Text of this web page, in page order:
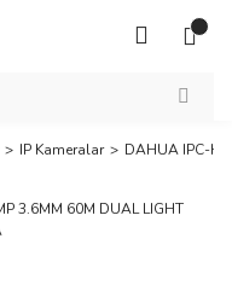
IP Kameralar DAHUA IPC-